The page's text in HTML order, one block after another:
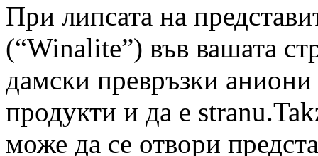
При липсата на
(“Winalite”) във вашата
дамски превръзки
продукти и да е
може да се отвори